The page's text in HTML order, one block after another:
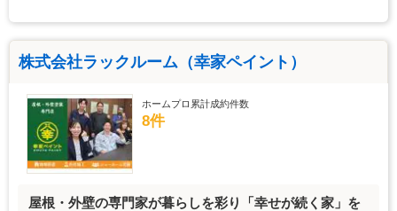
株式会社ラックルーム（幸家ペイント）
ホームプロ累計成約件数
8件
屋根・外壁の専門家が暮らしを彩り「幸せが続く家」を